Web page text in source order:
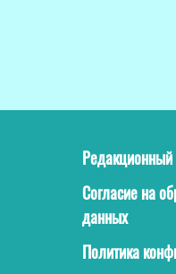
Редакционный
Согласие на
данных
Политика